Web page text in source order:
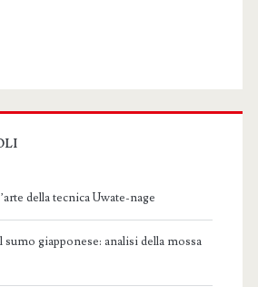
della tecnica Uwate-nage
sumo giapponese: analisi della mossa